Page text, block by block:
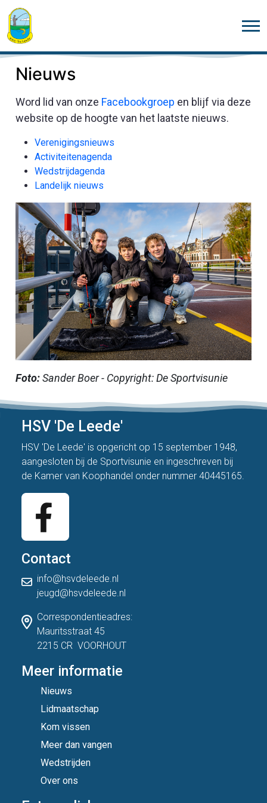
Nieuws
Word lid van onze Facebookgroep en blijf via deze
website op de hoogte van het laatste nieuws.
Verenigingsnieuws
Activiteitenagenda
Wedstrijdagenda
Landelijk nieuws
Foto:Sander Boer - Copyright: De Sportvisunie
HSV 'De Leede'
HSV 'De Leede' is opgericht op 15 september 1948,
aangesloten bij de Sportvisunie en ingeschreven bij
de Kamer van Koophandel onder nummer 40445165.
Contact
info@hsvdeleede.nl
jeugd@hsvdeleede.nl
Correspondentieadres:
Mauritsstraat 45
2215 CR VOORHOUT
Meer informatie
Nieuws
Lidmaatschap
Kom vissen
Meer dan vangen
Wedstrijden
Over ons